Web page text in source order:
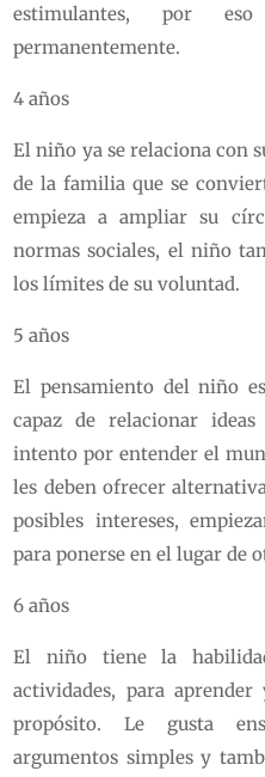
estimulantes, por
permanentemente.
4 años
El niño ya se relaciona con
de la familia que se
empieza a ampliar su
normas sociales, el niño
los límites de su voluntad.
5 años
El pensamiento del niño
capaz de relacionar
intento por entender el
les deben ofrecer
posibles intereses,
para ponerse en el lugar de
6 años
El niño tiene la
actividades, para
propósito. Le gusta
argumentos simples y